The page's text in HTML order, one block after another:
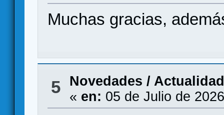
Muchas gracias,
5
Novedades / Actualidad
« en: 05 de Julio de